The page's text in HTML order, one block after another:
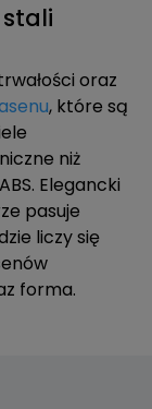
oraz
u, które są
niż
Elegancki
pasuje
liczy się
forma.